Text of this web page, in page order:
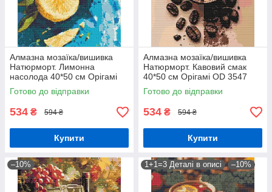
Алмазна мозаїка/вишивка
Натюрморт. Лимонна
насолода 40*50 см Орігамі
OD 3527
Готово до відправки
534 ₴ 594 ₴
Купити
Алмазна мозаїка/вишивка
Натюрморт. Кавовий смак
40*50 см Орігамі OD 3547
Готово до відправки
534 ₴ 594 ₴
Купити
–10% 1+1=3 Деталі в описі –10%